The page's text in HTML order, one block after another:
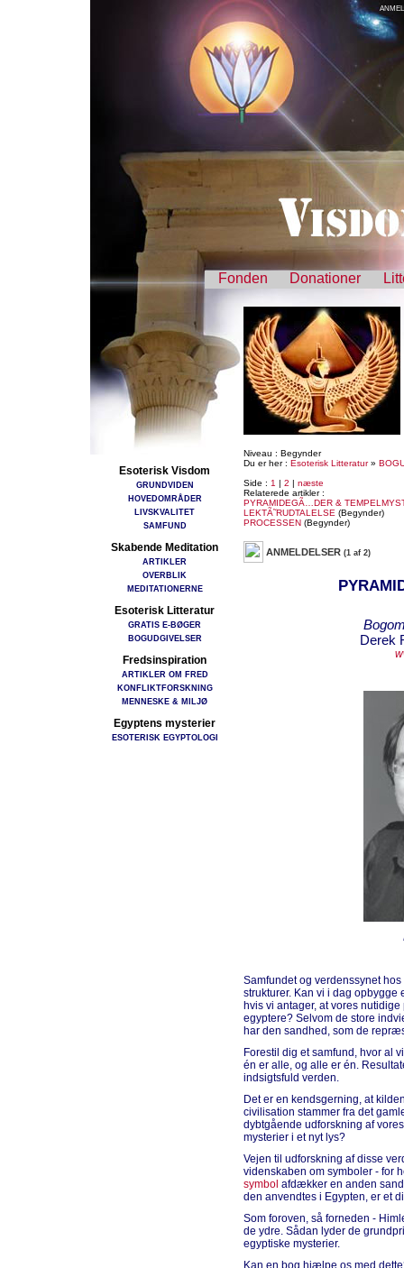
Fonden Donationer
Esoterisk Visdom
GRUNDVIDEN
HOVEDOMRÅDER
LIVSKVALITET
SAMFUND
Skabende Meditation
ARTIKLER
OVERBLIK
MEDITATIONERNE
Esoterisk Litteratur
GRATIS E-BØGER
BOGUDGIVELSER
Fredsinspiration
ARTIKLER OM FRED
KONFLIKTFORSKNING
MENNESKE & MILJØ
Egyptens mysterier
ESOTERISK EGYPTOLOGI
Niveau : Begynder
Du er her : Esoterisk Litteratur»
Side : 1 | 2 | næste
Relaterede artikler :
PYRAMIDEGÃ…DER &
LEKTÃ˜RUDTALELSE (Begynder)
PROCESSEN (Begynder)
ANMELDELSER (1 af 2)
Derek
Samfundet og verdenssynet
strukturer. Kan vi i dag opbygge
hvis vi antager, at vores
egyptere? Selvom de store
har den sandhed, som de
Forestil dig et samfund, hvor al
én er alle, og alle er én.
indsigtsfuld verden.
Det er en kendsgerning, at
civilisation stammer fra det
dybtgående udforskning af
mysterier i et nyt lys?
Vejen til udforskning af disse
videnskaben om symboler - for
symbol afdækker en anden
den anvendtes i Egypten, er et
Som foroven, så forneden -
de ydre. Sådan lyder de
egyptiske mysterier.
Kan en bog hjælpe os med